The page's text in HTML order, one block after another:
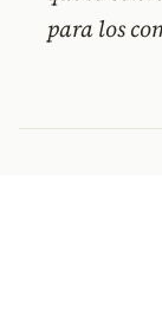
para los